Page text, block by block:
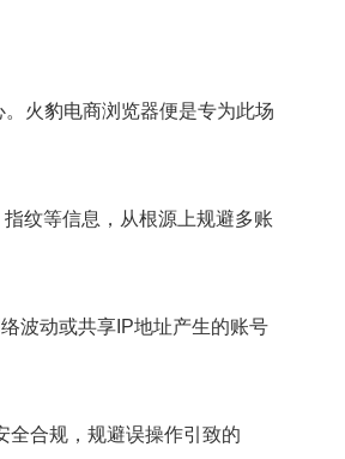
火豹电商浏览器便是专为此场
纹等信息，从根源上规避多账
波动或共享IP地址产生的账号
全合规，规避误操作引致的